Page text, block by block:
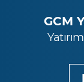
GCM